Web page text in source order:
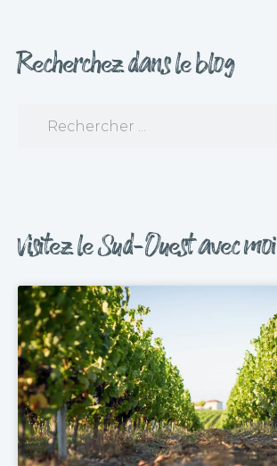
Recherchez dans le blog
Visitez le Sud-Ouest avec moi